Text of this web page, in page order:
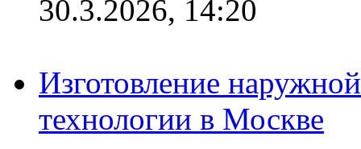
30.3.2026, 14:20
Изготовление
технологии в Москве